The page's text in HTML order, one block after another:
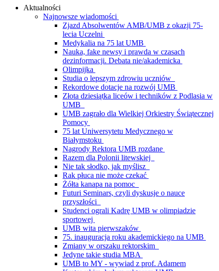
Aktualności
Najnowsze wiadomości
Zjazd Absolwentów AMB/UMB z okazji 75-
lecia Uczelni
Medykalia na 75 lat UMB
Nauka, fake newsy i prawda w czasach
dezinformacji. Debata nie/akademicka
Olimpijka
Studia o lepszym zdrowiu uczniów
Rekordowe dotacje na rozwój UMB
Złota dziesiątka liceów i techników z Podlasia w
UMB
UMB zagrało dla Wielkiej Orkiestry Świątecznej
Pomocy
75 lat Uniwersytetu Medycznego w
Białymstoku
Nagrody Rektora UMB rozdane
Razem dla Polonii litewskiej
Nie tak słodko, jak myślisz
Rak płuca nie może czekać
Żółta kanapa na pomoc
Futuri Seminars, czyli dyskusje o nauce
przyszłości
Studenci ograli Kadrę UMB w olimpiadzie
sportowej
UMB wita pierwszaków
75. inauguracja roku akademickiego na UMB
Zmiany w orszaku rektorskim
Jedyne takie studia MBA
UMB to MY - wywiad z prof. Adamem